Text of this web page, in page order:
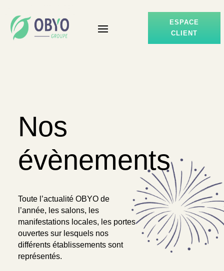
ESPACE
CLIENT
Nos
évènements
Toute l’actualité OBYO de
l’année, les salons, les
manifestations locales, les portes
ouvertes sur lesquels nos
différents établissements sont
représentés.